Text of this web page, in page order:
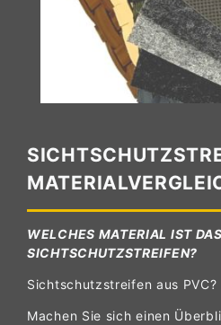
WELCHES MATERIAL IST
SICHTSCHUTZSTREIFEN?
Sichtschutzstreifen aus PVC?
Machen Sie sich einen